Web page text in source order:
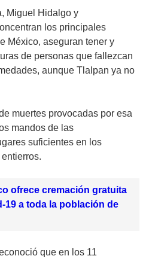
Miguel Hidalgo y
los principales
México, aseguran tener y
de personas que fallezcan
aunque Tlalpan ya no
muertes provocadas por esa
mandos de las
suficientes en los
ofrece cremación gratuita
19 a toda la población de
que en los 11